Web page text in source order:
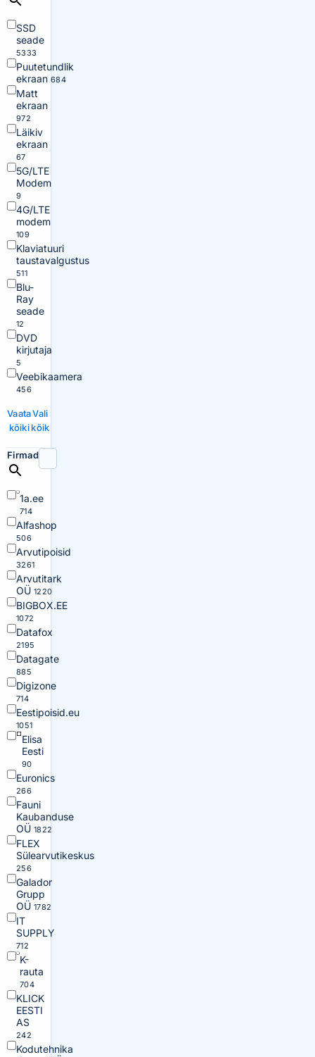
SSD
seade
5333
Puutetundlik
ekraan 684
Matt
ekraan
972
Läikiv
ekraan
67
5G/LTE
Modem
9
4G/LTE
modem
109
Klaviatuuri
taustavalgustus
511
Blu-
Ray
seade
12
DVD
kirjutaja
5
Veebikaamera
456
Vaata
kõiki
Vali
kõik
Firmad
1a.ee
714
Alfashop
506
Arvutipoisid
3261
Arvutitark
OÜ 1220
BIGBOX.EE
1072
Datafox
2195
Datagate
885
Digizone
714
Eestipoisid.eu
1051
Elisa
Eesti
90
Euronics
266
Fauni
Kaubanduse
OÜ 1822
FLEX
Sülearvutikeskus
256
Galador
Grupp
OÜ 1782
IT
SUPPLY
712
K-
rauta
704
KLICK
EESTI
AS
242
Kodutehnika